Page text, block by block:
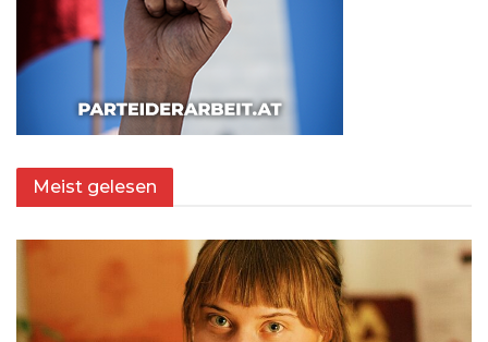
Meist gelesen